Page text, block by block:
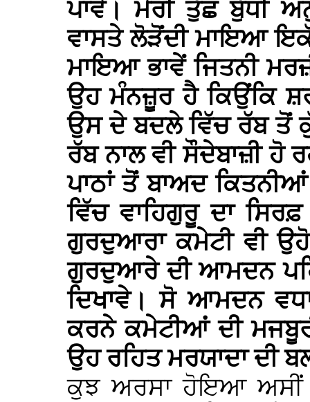
ਪਾਵੇ। ਮੇਰੀ ਤੁੱਛ ਬੁੱਧੀ
ਵਾਸਤੇ ਲੋੜੋਂਦੀ ਮਾਇਆ
ਮਾਇਆ ਭਾਵੇਂ ਜਿਤਨੀ
ਉਹ ਮੰਨਜ਼ੂਰ ਹੈ ਕਿਉਂਕਿ
ਉਸ ਦੇ ਬਦਲੇ ਵਿੱਚ ਰੱਬ ਤੋਂ
ਰੱਬ ਨਾਲ ਵੀ ਸੌਦੇਬਾਜ਼ੀ
ਪਾਠਾਂ ਤੋਂ ਬਾਅਦ
ਵਿੱਚ ਵਾਹਿਗੁਰੂ ਦਾ
ਗੁਰਦੁਆਰਾ ਕਮੇਟੀ ਵੀ ਉਹੋ
ਗੁਰਦੁਆਰੇ ਦੀ ਆਮਦਨ
ਦਿਖਾਵੇ। ਸੋ ਆਮਦਨ
ਕਰਨੇ ਕਮੇਟੀਆਂ ਦੀ
ਉਹ ਰਹਿਤ ਮਰਯਾਦਾ ਦੀ
ਕੁਝ ਅਰਸਾ ਹੋਇਆ